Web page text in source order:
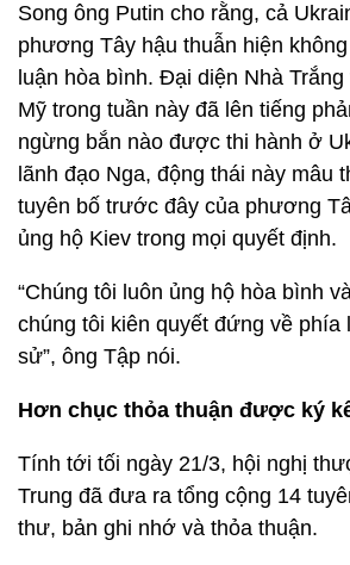
Song ông Putin cho rằng, cả
phương Tây hậu thuẫn hiện
luận hòa bình. Đại diện Nhà
Mỹ trong tuần này đã lên tiếng
ngừng bắn nào được thi hành ở
lãnh đạo Nga, động thái này mâu
tuyên bố trước đây của phương
ủng hộ Kiev trong mọi quyết định.
“Chúng tôi luôn ủng hộ hòa bình
chúng tôi kiên quyết đứng về phía
sử”, ông Tập nói.
Hơn chục thỏa thuận được ký
Tính tới tối ngày 21/3, hội nghị
Trung đã đưa ra tổng cộng 14
thư, bản ghi nhớ và thỏa thuận.